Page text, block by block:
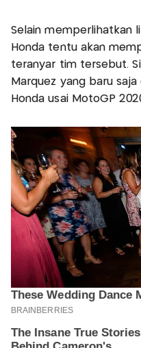
Selain memperlihatkan
Honda tentu akan
teranyar tim tersebut.
Marquez yang baru
Honda usai MotoGP